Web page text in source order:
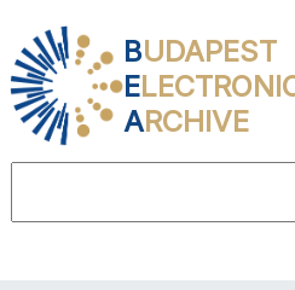
BUDAPEST
E
ARCHIVE